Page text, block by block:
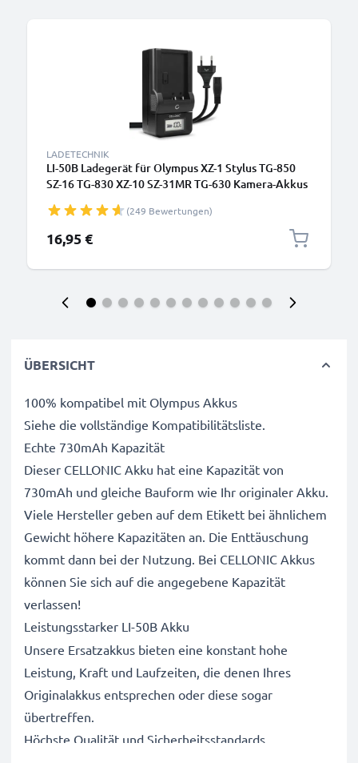
LADETECHNIK
LI-50B Ladegerät für Olympus XZ-1 Stylus TG-850
SZ-16 TG-830 XZ-10 SZ-31MR TG-630 Kamera-Akkus
(249 Bewertungen)
16,95 €
ÜBERSICHT
100% kompatibel mit Olympus Akkus
Siehe die vollständige Kompatibilitätsliste.
Echte 730mAh Kapazität
Dieser CELLONIC Akku hat eine Kapazität von
730mAh und gleiche Bauform wie Ihr originaler Akku.
Viele Hersteller geben auf dem Etikett bei ähnlichem
Gewicht höhere Kapazitäten an. Die Enttäuschung
kommt dann bei der Nutzung. Bei CELLONIC Akkus
können Sie sich auf die angegebene Kapazität
verlassen!
Leistungsstarker LI-50B Akku
Unsere Ersatzakkus bieten eine konstant hohe
Leistung, Kraft und Laufzeiten, die denen Ihres
Originalakkus entsprechen oder diese sogar
übertreffen.
Höchste Qualität und Sicherheitsstandards